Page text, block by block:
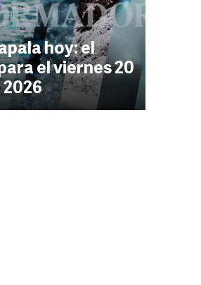
hoy: el
el viernes 20
2026